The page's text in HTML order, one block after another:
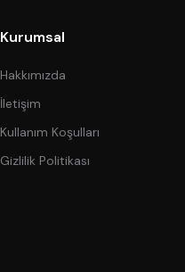
Kurumsal
Hakkımızda
İletişim
Kullanım Koşulları
Gizlilik Politikası